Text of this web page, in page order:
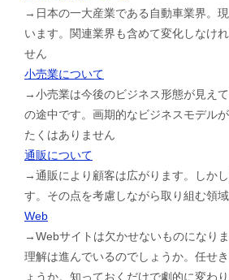
→日本の一大産業である自動車業界。
います。関連業界も含めて変化しなけ
せん
小売業について
→小売業は今後のビジネス形態が見え
の途中です。画期的なビジネスモデル
たくはありません
通販について
→通販により顧客は広がります。しか
す。その点を考慮しながら取り組む領
Web
→Webサイトは欠かせないものになり
理解は進んでいるのでしょうか。任せ
ょうか。知っておくだけで劇的に変わ